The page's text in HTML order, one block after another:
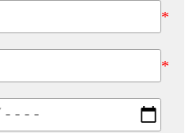
*
*